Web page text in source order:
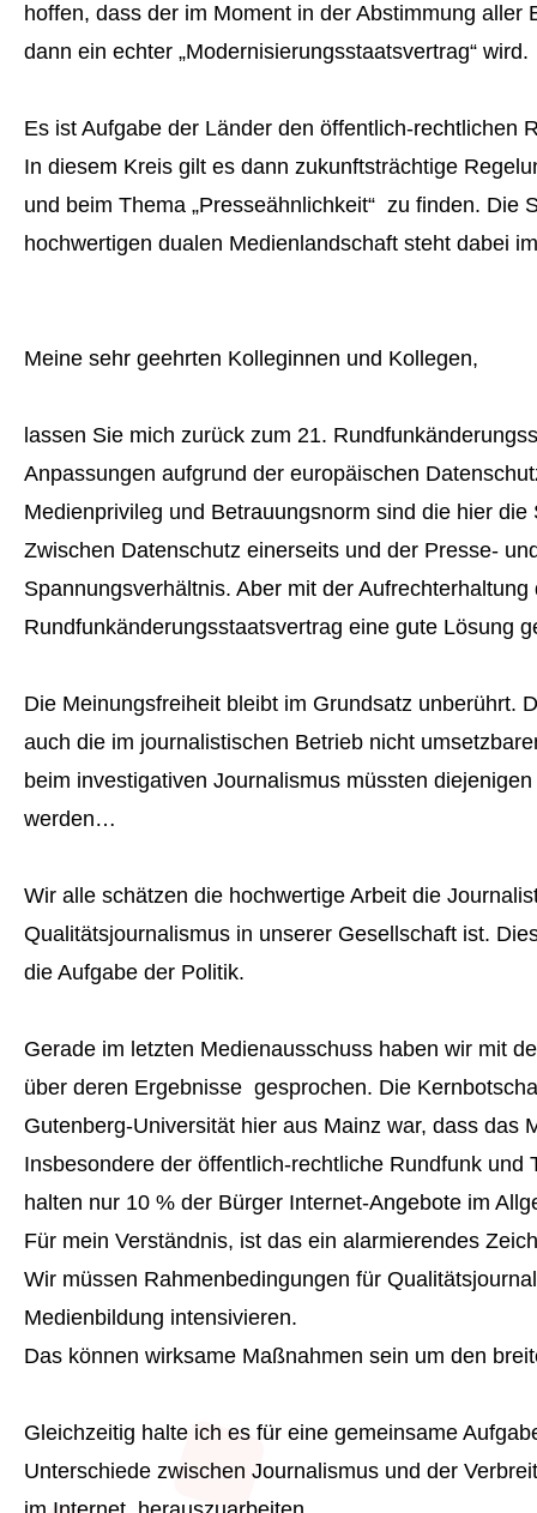
hoffen, dass der im Moment in der Abstimmung
dann ein echter „Modernisierungsstaatsvertrag“ wird.
Es ist Aufgabe der Länder den öffentlich-rechtlichen
In diesem Kreis gilt es dann zukunftsträchtige
und beim Thema „Presseähnlichkeit“ zu finden.
hochwertigen dualen Medienlandschaft steht dabei
Meine sehr geehrten Kolleginnen und Kollegen,
lassen Sie mich zurück zum 21.
Anpassungen aufgrund der europäischen
Medienprivileg und Betrauungsnorm sind die hier
Zwischen Datenschutz einerseits und der Presse-
Spannungsverhältnis. Aber mit der
Rundfunkänderungsstaatsvertrag eine gute Lösung
Die Meinungsfreiheit bleibt im Grundsatz unberührt.
auch die im journalistischen Betrieb nicht
beim investigativen Journalismus müssten
werden…
Wir alle schätzen die hochwertige Arbeit die
Qualitätsjournalismus in unserer Gesellschaft ist.
die Aufgabe der Politik.
Gerade im letzten Medienausschuss haben wir mit
über deren Ergebnisse gesprochen. Die
Gutenberg-Universität hier aus Mainz war, dass das
Insbesondere der öffentlich-rechtliche Rundfunk
halten nur 10 % der Bürger Internet-Angebote im
Für mein Verständnis, ist das ein alarmierendes
Wir müssen Rahmenbedingungen für
Medienbildung intensivieren.
Das können wirksame Maßnahmen sein um den
Gleichzeitig halte ich es für eine gemeinsame
Unterschiede zwischen Journalismus und der